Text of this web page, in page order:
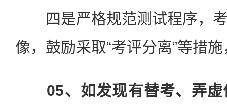
四是严格规范测试程序，考
像，鼓励采取“考评分离”等措
05、如发现有替考、弄